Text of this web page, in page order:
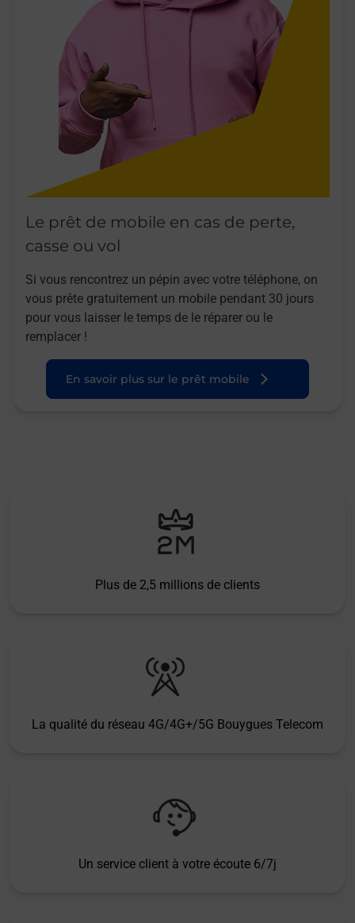
Le prêt de mobile en cas de perte,
casse ou vol
Si vous rencontrez un pépin avec votre téléphone, on
vous prête gratuitement un mobile pendant 30 jours
pour vous laisser le temps de le réparer ou le
remplacer !
En savoir plus sur le prêt mobile
Plus de 2,5 millions de clients
La qualité du réseau 4G/4G+/5G Bouygues Telecom
Un service client à votre écoute 6/7j